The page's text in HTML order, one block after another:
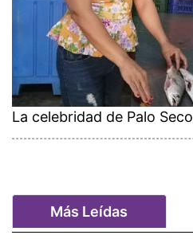
La celebridad de Palo Seco
Más Leídas